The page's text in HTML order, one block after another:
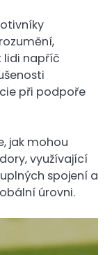
lidi napříč
při podpoře
jak mohou
využívající
spojení a
úrovni.